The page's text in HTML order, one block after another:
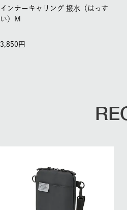
インナーキャリング 撥水（はっす
い）M
3,850